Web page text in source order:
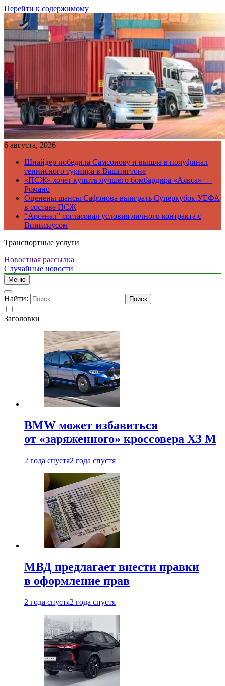
Перейти к содержимому
6 августа, 2026
Шнайдер победила Самсонову и вышла в полуфинал
теннисного турнира в Вашингтоне
«ПСЖ» хочет купить лучшего бомбардира «Аякса» —
Романо
Оценены шансы Сафонова выиграть Суперкубок УЕФА
в составе ПСЖ
“Арсенал” согласовал условия личного контракта с
Винисиусом
Транспортные услуги
Новостная рассылка
Случайные новости
Меню
Найти:
Заголовки
BMW может избавиться
от «заряженного» кроссовера X3 M
2 года спустя2 года спустя
МВД предлагает внести правки
в оформление прав
2 года спустя2 года спустя